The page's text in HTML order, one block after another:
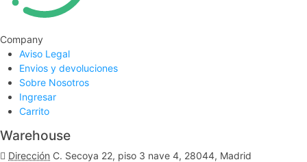
Company
Aviso Legal
Envios y devoluciones
Sobre Nosotros
Ingresar
Carrito
Warehouse
Dirección C. Secoya 22, piso 3 nave 4, 28044, Madrid